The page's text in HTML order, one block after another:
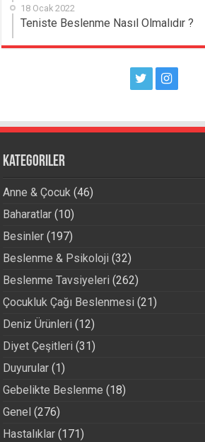
18 Ocak 2022
Teniste Beslenme Nasıl Olmalıdır ?
Kategoriler
Anne & Çocuk (46)
Baharatlar (10)
Besinler (197)
Beslenme & Psikoloji (32)
Beslenme Tavsiyeleri (262)
Çocukluk Çağı Beslenmesi (21)
Deniz Ürünleri (12)
Diyet Çeşitleri (31)
Duyurular (1)
Gebelikte Beslenme (18)
Genel (276)
Hastalıklar (171)